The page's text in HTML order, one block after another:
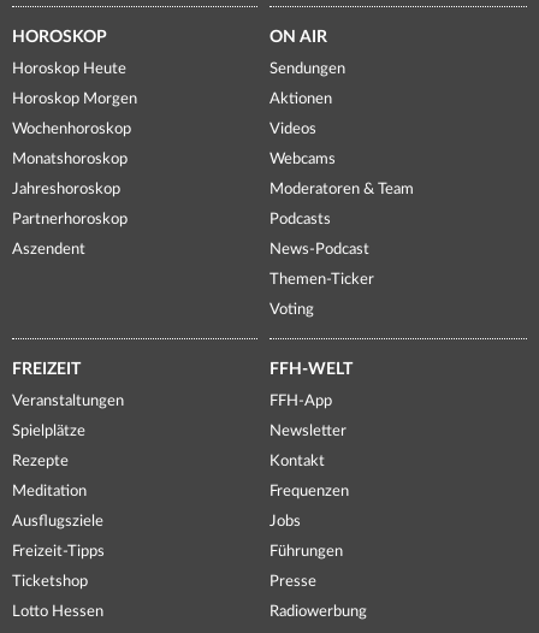
HOROSKOP
Horoskop Heute
Horoskop Morgen
Wochenhoroskop
Monatshoroskop
Jahreshoroskop
Partnerhoroskop
Aszendent
ON AIR
Sendungen
Aktionen
Videos
Webcams
Moderatoren & Team
Podcasts
News-Podcast
Themen-Ticker
Voting
FREIZEIT
Veranstaltungen
Spielplätze
Rezepte
Meditation
Ausflugsziele
Freizeit-Tipps
Ticketshop
Lotto Hessen
FFH-WELT
FFH-App
Newsletter
Kontakt
Frequenzen
Jobs
Führungen
Presse
Radiowerbung